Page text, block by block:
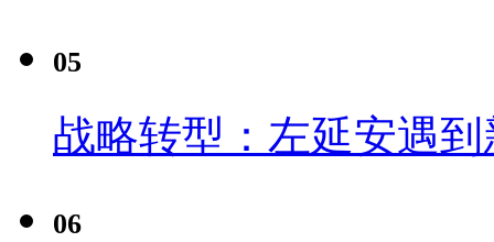
05
战略转型：左延安遇
06